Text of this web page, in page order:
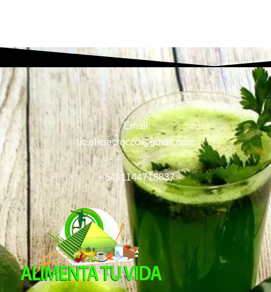
Email
lic.aliciacrocco@gmail.com
+ 5491144718837